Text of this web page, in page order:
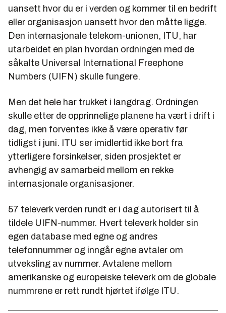
uansett hvor du er i verden og kommer til en bedrift
eller organisasjon uansett hvor den måtte ligge.
Den internasjonale telekom-unionen, ITU, har
utarbeidet en plan hvordan ordningen med de
såkalte Universal International Freephone
Numbers (UIFN) skulle fungere.
Men det hele har trukket i langdrag. Ordningen
skulle etter de opprinnelige planene ha vært i drift i
dag, men forventes ikke å være operativ før
tidligst i juni. ITU ser imidlertid ikke bort fra
ytterligere forsinkelser, siden prosjektet er
avhengig av samarbeid mellom en rekke
internasjonale organisasjoner.
57 televerk verden rundt er i dag autorisert til å
tildele UIFN-nummer. Hvert televerk holder sin
egen database med egne og andres
telefonnummer og inngår egne avtaler om
utveksling av nummer. Avtalene mellom
amerikanske og europeiske televerk om de globale
nummrene er rett rundt hjørtet ifølge ITU.